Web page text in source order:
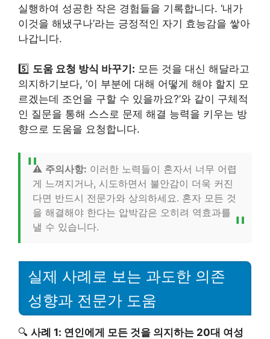
실행하여 성공한 작은 경험들을 기록합니다. ‘내가
이것을 해냈구나’라는 긍정적인 자기 효능감을 쌓아
나갑니다.
5️⃣ 도움 요청 방식 바꾸기: 모든 것을 대신 해달라고
의지하기보다, ‘이 부분에 대해 어떻게 해야 할지 모
르겠는데 조언을 구할 수 있을까요?’와 같이 구체적
인 질문을 통해 스스로 문제 해결 능력을 키우는 방
향으로 도움을 요청합니다.
⚠️ 주의사항: 이러한 노력들이 혼자서 너무 어렵
게 느껴지거나, 시도하면서 불안감이 더욱 커진
다면 반드시 전문가와 상의하세요. 혼자 모든 것
을 해결해야 한다는 압박감은 오히려 역효과를
낼 수 있습니다.
실제 사례로 보는 과도한 의존
성향과 전문가 도움
🔍 사례 1: 연인에게 모든 것을 의지하는 20대 여성